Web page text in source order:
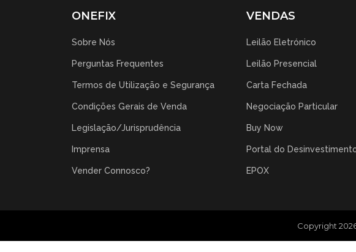
ONEFIX
Sobre Nós
Perguntas Frequentes
Termos de Utilização e Segurança
Condições Gerais de Venda
Legislação/Jurisprudência
Imprensa
Vender Connosco?
VENDAS
Leilão Eletrónico
Leilão Presencial
Carta Fechada
Negociação Particular
Buy Now
Portal do
EPOX
Copyright